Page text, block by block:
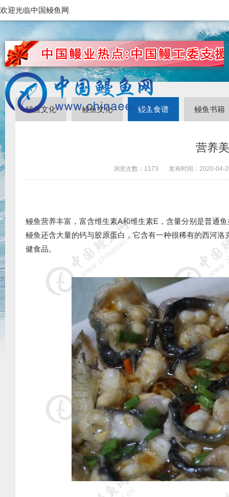
欢迎光临中国鳗鱼网
鳗鱼文化 鳗鱼文化 鳗鱼食谱 鳗鱼书籍
营养
浏览次数： 1173 发布时间： 2020-04-
鳗鱼营养丰富，富含维生素A和维生素E，含量分别是普通
鳗鱼还含大量的钙与胶原蛋白，它含有一种很稀有的西河
健食品。